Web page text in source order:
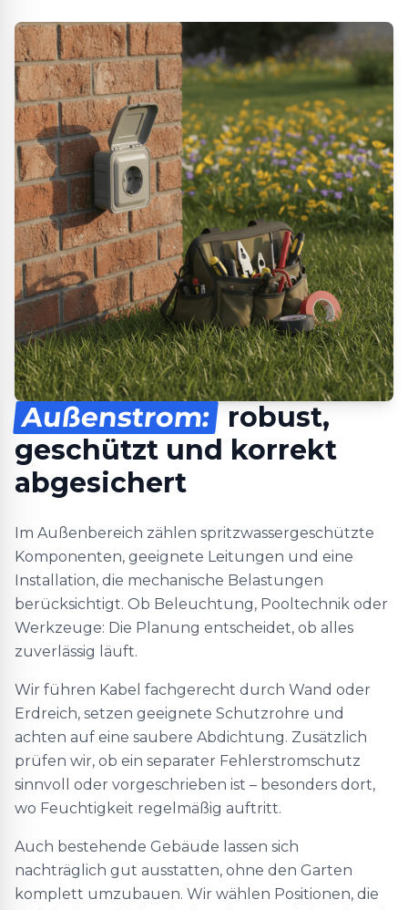
Außenstrom: robust,
geschützt und korrekt
abgesichert
Im Außenbereich zählen spritzwassergeschützte
Komponenten, geeignete Leitungen und eine
Installation, die mechanische Belastungen
berücksichtigt. Ob Beleuchtung, Pooltechnik oder
Werkzeuge: Die Planung entscheidet, ob alles
zuverlässig läuft.
Wir führen Kabel fachgerecht durch Wand oder
Erdreich, setzen geeignete Schutzrohre und
achten auf eine saubere Abdichtung. Zusätzlich
prüfen wir, ob ein separater Fehlerstromschutz
sinnvoll oder vorgeschrieben ist – besonders dort,
wo Feuchtigkeit regelmäßig auftritt.
Auch bestehende Gebäude lassen sich
nachträglich gut ausstatten, ohne den Garten
komplett umzubauen. Wir wählen Positionen, die